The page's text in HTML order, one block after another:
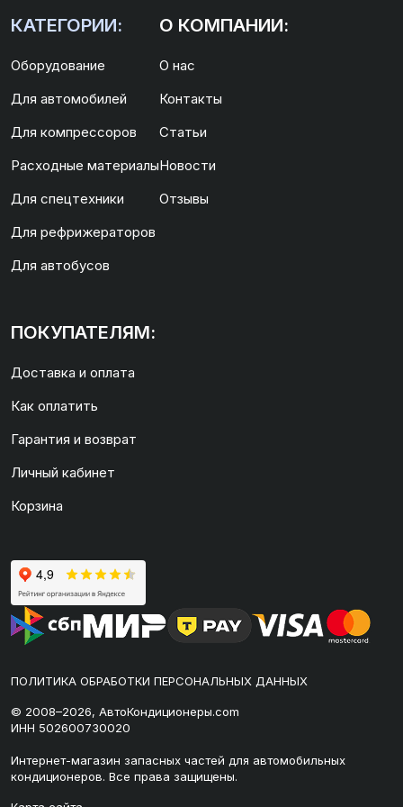
КАТЕГОРИИ:
Оборудование
Для автомобилей
Для компрессоров
Расходные материалы
Для спецтехники
Для рефрижераторов
Для автобусов
О КОМПАНИИ:
О нас
Контакты
Статьи
Новости
Отзывы
ПОКУПАТЕЛЯМ:
Доставка и оплата
Как оплатить
Гарантия и возврат
Личный кабинет
Корзина
ПОЛИТИКА ОБРАБОТКИ ПЕРСОНАЛЬНЫХ ДАННЫХ
© 2008–2026, АвтоКондиционеры.com
ИНН 502600730020
Интернет-магазин запасных частей для автомобильных
кондиционеров. Все права защищены.